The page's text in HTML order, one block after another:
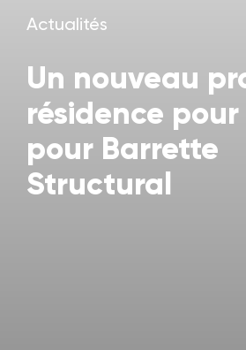
Actualités
Un nouveau
résidence
pour Barrette
Structural